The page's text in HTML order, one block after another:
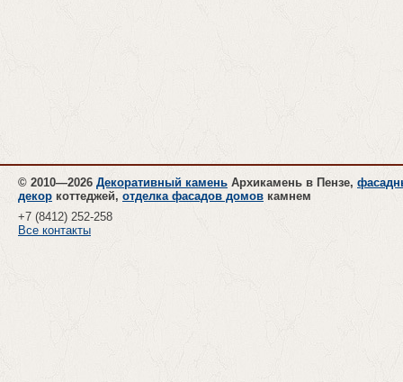
© 2010—2026 Декоративный камень Архикамень в Пензе,
декор коттеджей, отделка фасадов домов камнем
+7 (8412) 252-258
Все контакты